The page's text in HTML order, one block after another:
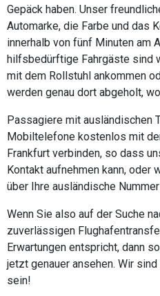
Gepäck haben. Unser
Automarke, die Farbe und das
innerhalb von fünf Minuten am
hilfsbedürftige Fahrgäste sind
mit dem Rollstuhl ankommen
werden genau dort abgeholt,
Passagiere mit ausländischen
Mobiltelefone kostenlos mit
Frankfurt verbinden, so dass
Kontakt aufnehmen kann, oder
über Ihre ausländische
Wenn Sie also auf der Suche
zuverlässigen
Erwartungen entspricht, dann
jetzt genauer ansehen. Wir
sein!